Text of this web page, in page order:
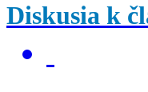
Diskusia k